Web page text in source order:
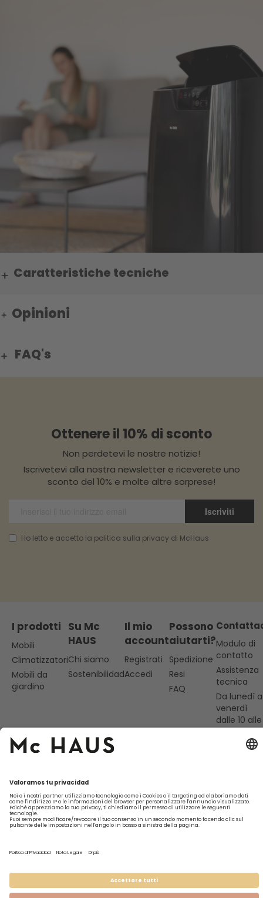
Caratteristiche tecniche
Opinioni
FAQ's
Ottenere il 10% di sconto
Non perdetevi le nostre notizie!
Iscrivetevi alla nostra newsletter e riceverete uno
sconto del 10% e molte altre sorprese!
Iscriviti
Ho letto e accetto la politica sulla privacy di McHaus
I prodotti
Mobili
Climatizzatori
Mobili da
giardino
Su Mc
HAUS
Chi siamo
Sostenibilidad
Il mio
account
Registrati
Accedi
Possono
aiutarti?
Spedizione
Resi
FAQ
Modulo di
contatto
Assistenza
tecnica
Da lunedì a
venerdì
dalle 10 alle
977 838
haus.com
Basi legali Garanzia Politica sulla privacy
Marchio specializzato diBeself Brands